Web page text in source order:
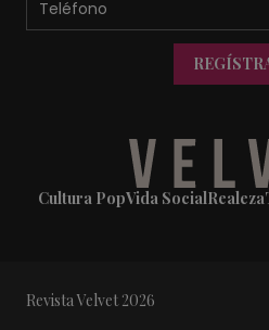
Cultura PopVida SocialRealeza
Revista Velvet 2026